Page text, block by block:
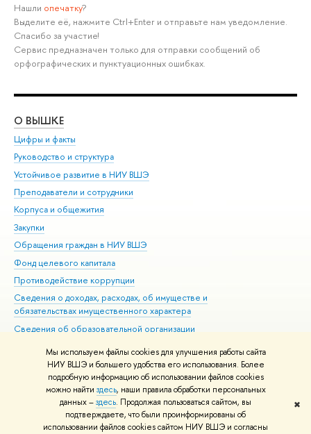
Мы используем файлы cookies для улучшения работы сайта
НИУ ВШЭ и большего удобства его использования. Более
подробную информацию об использовании файлов cookies
можно найти здесь, наши правила обработки персональных
данных –здесь. Продолжая пользоваться сайтом, вы
подтверждаете, что были проинформированы об
использовании файлов cookies сайтом НИУ ВШЭ и согласны
✖
Нашли опечатку?
Выделите её, нажмите Ctrl+Enter и отправьте нам уведомление.
Спасибо за участие!
Сервис предназначен только для отправки сообщений об
орфографических и пунктуационных ошибках.
О ВЫШКЕ
Цифры и факты
Руководство и структура
Устойчивое развитие в НИУ ВШЭ
Преподаватели и сотрудники
Корпуса и общежития
Закупки
Обращения граждан в НИУ ВШЭ
Фонд целевого капитала
Противодействие коррупции
Сведения о доходах, расходах, об имуществе и
обязательствах имущественного характера
Сведения об образовательной организации
Людям с ограниченными возможностями здоровья
Единая платежная страница
Работа в Вышке
© НИУ ВШЭ 1993–2026 Адреса и контакты Условия использования